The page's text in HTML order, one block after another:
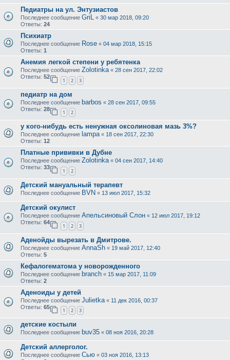
Педиатры на ул. Энтузиастов
Последнее сообщение GriL « 30 мар 2018, 09:20
Ответы: 24
Психиатр
Последнее сообщение Rose « 04 мар 2018, 15:15
Ответы: 1
Анемия легкой степени у ребятенка
Последнее сообщение Zolotinka « 28 сен 2017, 22:02
Ответы: 52
1 2 3
педиатр на дом
Последнее сообщение barbos « 28 сен 2017, 09:55
Ответы: 28
1 2
у кого-нибудь есть ненужная оксолиновая мазь 3%?
Последнее сообщение lampa« 18 сен 2017, 22:30
Ответы: 12
Платные прививки в Дубне
Последнее сообщение Zolotinka« 04 сен 2017, 14:40
Ответы: 33
1 2
Детский мануальный терапевт
Последнее сообщение BVN « 13 июл 2017, 15:32
Детский окулист
Последнее сообщение Апельсиновый Слон « 12 июл 2017, 19:12
Ответы: 64
1 2 3
Аденойды вырезать в Дмитрове.
Последнее сообщение AnnaSh « 19 май 2017, 12:40
Ответы: 5
Кефалогематома у новорожденного
Последнее сообщение branch « 15 мар 2017, 11:09
Ответы: 2
Аденоиды у детей
Последнее сообщение Julietka « 11 дек 2016, 00:37
Ответы: 65
1 2 3
детские костыли
Последнее сообщение buv35 « 08 ноя 2016, 20:28
Детский аллерголог.
Последнее сообщение Сью « 03 ноя 2016, 13:13